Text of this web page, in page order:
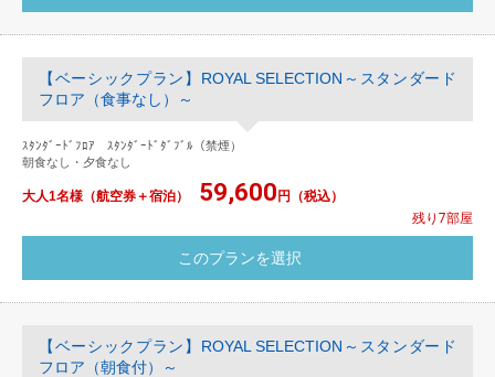
【ベーシックプラン】ROYAL SELECTION～スタンダード
フロア（食事なし）～
ｽﾀﾝﾀﾞｰﾄﾞﾌﾛｱ ｽﾀﾝﾀﾞｰﾄﾞﾀﾞﾌﾞﾙ（禁煙）
朝食なし・夕食なし
大人1名様（航空券＋宿泊） 59,600円（税込）
残り7部屋
【ベーシックプラン】ROYAL SELECTION～スタンダード
フロア（朝食付）～